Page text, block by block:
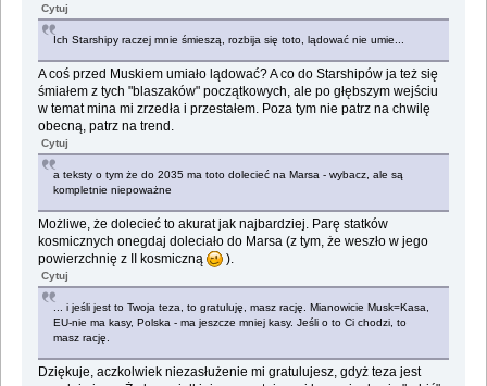
Cytuj
Ich Starshipy raczej mnie śmieszą, rozbija się toto, lądować nie umie...
A coś przed Muskiem umiało lądować? A co do Starshipów ja też się
śmiałem z tych "blaszaków" początkowych, ale po głębszym wejściu
w temat mina mi zrzedła i przestałem. Poza tym nie patrz na chwilę
obecną, patrz na trend.
Cytuj
a teksty o tym że do 2035 ma toto dolecieć na Marsa - wybacz, ale są
kompletnie niepoważne
Możliwe, że dolecieć to akurat jak najbardziej. Parę statków
kosmicznych onegdaj doleciało do Marsa (z tym, że weszło w jego
powierzchnię z II kosmiczną
).
Cytuj
... i jeśli jest to Twoja teza, to gratuluję, masz rację. Mianowicie Musk=Kasa,
EU-nie ma kasy, Polska - ma jeszcze mniej kasy. Jeśli o to Ci chodzi, to
masz rację.
Dziękuje, aczkolwiek niezasłużenie mi gratulujesz, gdyż teza jest